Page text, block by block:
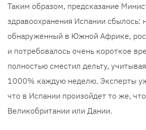
Таким образом, предсказание
здравоохранения Испании сбылось:
обнаруженный в Южной Африке, рос
и потребовалось очень короткое
полностью сместил дельту,
1000% каждую неделю. Эксперты
что в Испании произойдет то же,
Великобритании или Дании.